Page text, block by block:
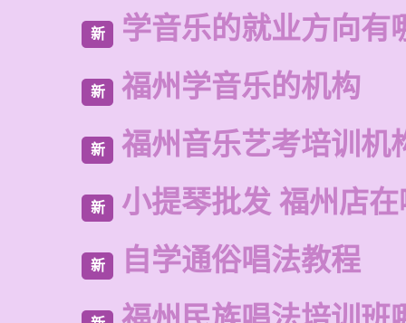
新 学音乐的就业方向有
新 福州学音乐的机构
新 福州音乐艺考培训机
新 小提琴批发 福州店
新 自学通俗唱法教程